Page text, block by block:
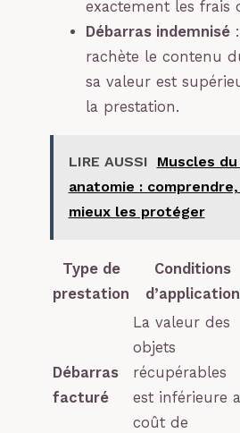
exactement les frais
Débarras indemnisé
rachète le contenu
sa valeur est
la prestation.
LIRE AUSSI
Muscles
anatomie :
mieux les protéger
Type de
prestation
Conditions
d’application
Débarras
facturé
La valeur des
objets
récupérables
est inférieure
coût de